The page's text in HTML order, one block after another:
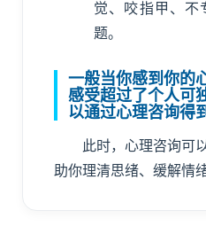
觉、咬指甲、不
题。
一般当你感到你的
感受超过了个人可
以通过心理咨询得
此时，心理咨询可
助你理清思绪、缓解情